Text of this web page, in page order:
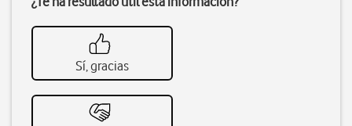
Sí, gracias